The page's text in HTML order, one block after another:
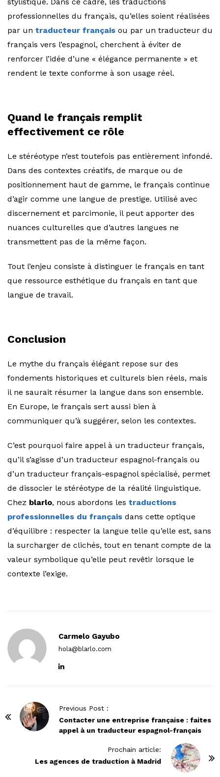
professionnelles du français, qu’elles soient réalisées
par un traducteur français ou par un traducteur du
français vers l’espagnol, cherchent à éviter de
renforcer l’idée d’une « élégance permanente » et
rendent le texte conforme à son usage réel.
Quand le français remplit
effectivement ce rôle
Le stéréotype n’est toutefois pas entièrement infondé.
Dans des contextes créatifs, de marque ou de
positionnement haut de gamme, le français continue
d’agir comme une langue de prestige. Utilisé avec
discernement et parcimonie, il peut apporter des
nuances culturelles que d’autres langues ne
transmettent pas de la même façon.
Tout l’enjeu consiste à distinguer le français en tant
que ressource esthétique du français en tant que
langue de travail.
Conclusion
Le mythe du français élégant repose sur des
fondements historiques et culturels bien réels, mais
il ne saurait résumer la langue dans son ensemble.
En Europe, le français sert aussi bien à
communiquer qu’à suggérer, selon les contextes.
C’est pourquoi faire appel à un traducteur français,
qu’il s’agisse d’un traducteur espagnol-français ou
d’un traducteur français-espagnol spécialisé, permet
de dissocier le stéréotype de la réalité linguistique.
Chez blarlo, nous abordons les traductions
professionnelles du français dans cette optique
d’équilibre : respecter la langue telle qu’elle est, sans
la surcharger de clichés, tout en tenant compte de la
valeur symbolique qu’elle peut revêtir lorsque le
contexte l’exige.
Carmelo Gayubo
hola@blarlo.com
Previous Post :
Contacter une entreprise française : faites
appel à un traducteur espagnol-français
Prochain article:
Les agences de traduction à Madrid